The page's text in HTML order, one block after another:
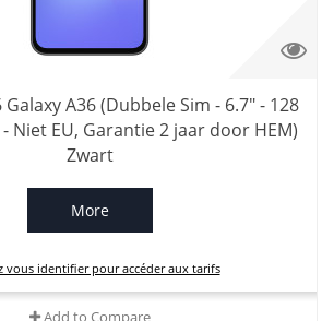
A36 (Dubbele Sim - 6.7" - 128
- Niet EU, Garantie 2 jaar door HEM)
Zwart
More
vous identifier pour accéder aux tarifs
Add to Compare